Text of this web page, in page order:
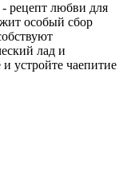
- рецепт любви для
особый сбор
лад и
устройте чаепитие